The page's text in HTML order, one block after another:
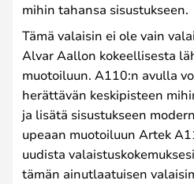
mihin tahansa sisustukseen.
Tämä valaisin ei ole vain
Alvar Aallon kokeellisesta
muotoiluun. A110:n avulla
herättävän keskipisteen
ja lisätä sisustukseen
upeaan muotoiluun Artek
uudista
tämän ainutlaatuisen